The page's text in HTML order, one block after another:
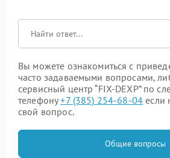
Вы можете ознакомиться с
часто задаваемыми вопросами,
сервисный центр “FIX-DEXP” по
телефону+7 (385) 254-68-04 если
свой вопрос.
Общие вопросы